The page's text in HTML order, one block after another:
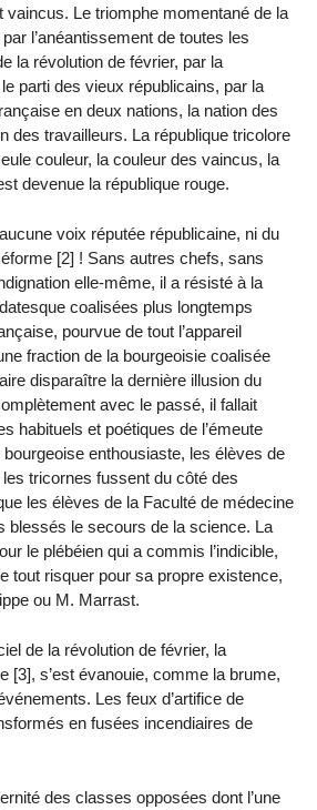
vaincus. Le triomphe momentané de la
l’anéantissement de toutes les
la révolution de février, par la
parti des vieux républicains, par la
en deux nations, la nation des
des travailleurs. La république tricolore
couleur, la couleur des vaincus, la
devenue la république rouge.
voix réputée républicaine, ni du
[2] ! Sans autres chefs, sans
elle-même, il a résisté à la
coalisées plus longtemps
pourvue de tout l’appareil
fraction de la bourgeoisie coalisée
disparaître la dernière illusion du
avec le passé, il fallait
habituels et poétiques de l’émeute
enthousiaste, les élèves de
les tricornes fussent du côté des
les élèves de la Faculté de médecine
blessés le secours de la science. La
le plébéien qui a commis l’indicible,
tout risquer pour sa propre existence,
ou M. Marrast.
de la révolution de février, la
[3], s’est évanouie, comme la brume,
Les feux d’artifice de
en fusées incendiaires de
des classes opposées dont l’une